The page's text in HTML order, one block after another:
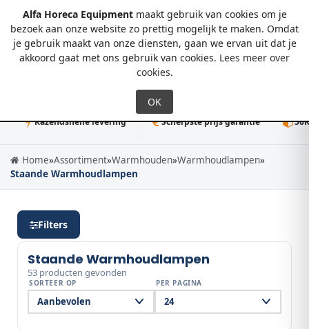
Alfa Horeca Equipmentmaakt gebruik van cookies om je
bezoek aan onze website zo prettig mogelijk te maken. Omdat
je gebruik maakt van onze diensten, gaan we ervan uit dat je
akkoord gaat met ons gebruik van cookies. Lees meer over
cookies.
0
Razendsnelle levering Scherpste prijs garantie 50K+
Home»Assortiment»Warmhouden»Warmhoudlampen»
Staande Warmhoudlampen
Filters
Staande Warmhoudlampen
53 producten gevonden
SORTEER OP PER PAGINA